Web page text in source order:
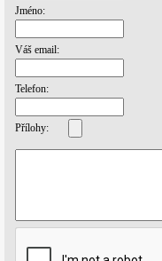
Jméno:
Váš email:
Telefon:
Přílohy: